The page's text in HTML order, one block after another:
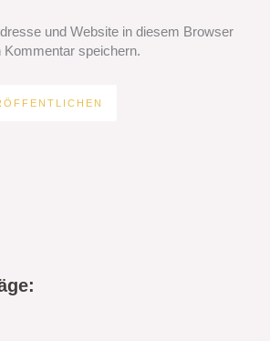
und Website in diesem Browser
speichern.